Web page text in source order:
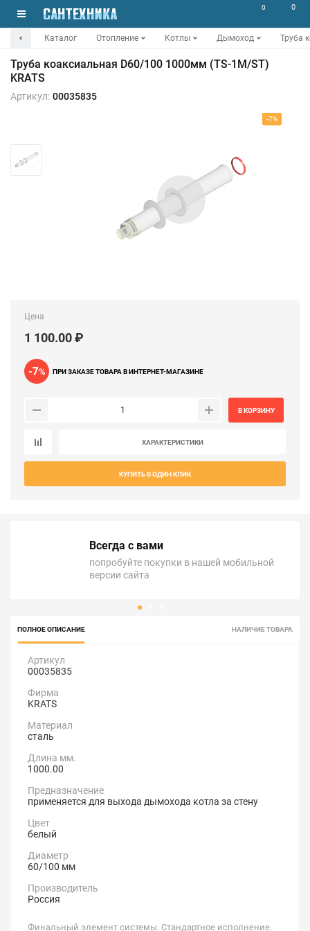
0 0
Каталог Отопление Котлы Дымоход Труба
Труба коаксиальная D60/100 1000мм (TS-1M/ST)
KRATS
Артикул: 00035835
-7%
Цена
1 100.00 ₽
-7% ПРИ ЗАКАЗЕ ТОВАРА В ИНТЕРНЕТ-МАГАЗИНЕ
В КОРЗИНУ
ХАРАКТЕРИСТИКИ
КУПИТЬ В ОДИН КЛИК
Всегда с вами
попробуйте покупки в нашей мобильной
версии сайта
ПОЛНОЕ ОПИСАНИЕ НАЛИЧИЕ ТОВАРА
Артикул
00035835
Фирма
KRATS
Материал
сталь
Длина мм.
1000.00
Предназначение
применяется для выхода дымохода котла за стену
Цвет
белый
Диаметр
60/100 мм
Производитель
Россия
Финальный элемент системы. Стандартное исполнение.